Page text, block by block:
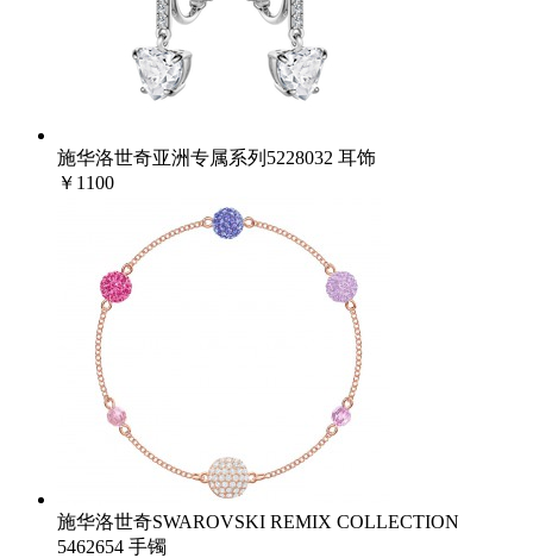
施华洛世奇亚洲专属系列5228032 耳饰
￥1100
施华洛世奇SWAROVSKI REMIX COLLECTION
5462654 手镯